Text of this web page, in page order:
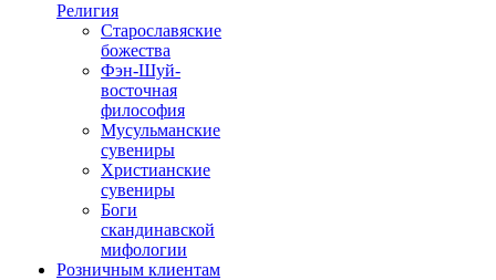
Религия
Старославяские
божества
Фэн-Шуй-
восточная
философия
Мусульманские
сувениры
Христианские
сувениры
Боги
скандинавской
мифологии
Розничным клиентам